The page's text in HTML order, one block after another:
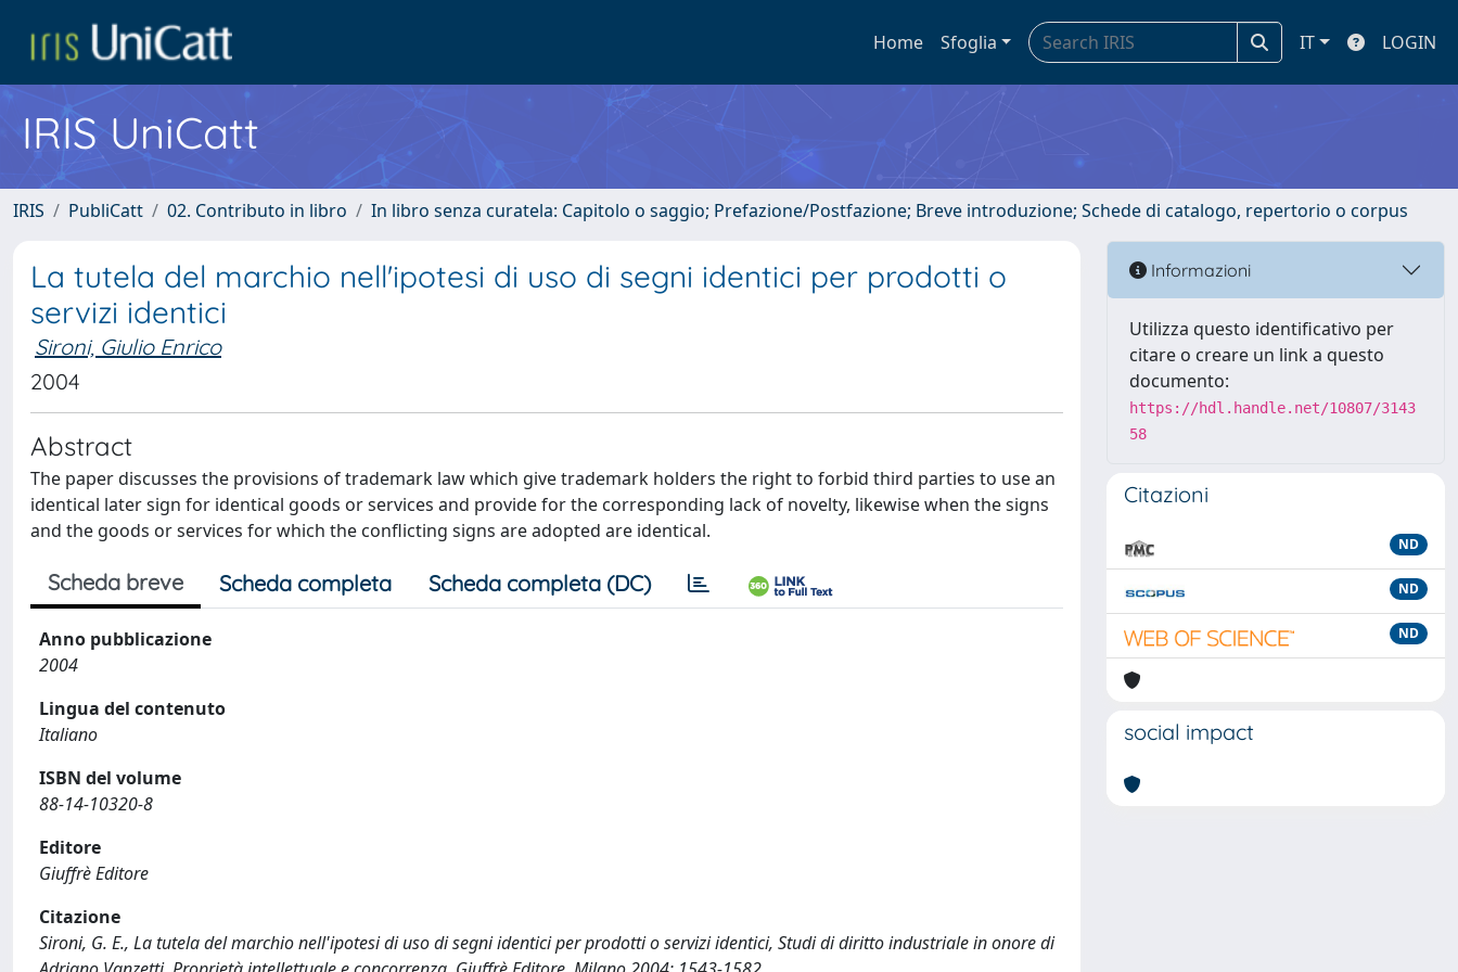
Home Sfoglia IT LOGIN
IRIS UniCatt
IRIS PubliCatt 02. Contributo in libro In libro senza curatela: Capitolo o saggio; Prefazione/Postfazione; Breve introduzione; Schede di catalogo, repertorio o corpus
La tutela del marchio nell'ipotesi di uso di segni identici per prodotti o
servizi identici
Sironi, Giulio Enrico
2004
Abstract
The paper discusses the provisions of trademark law which give trademark holders the right to forbid third parties to use an
identical later sign for identical goods or services and provide for the corresponding lack of novelty, likewise when the signs
and the goods or services for which the conflicting signs are adopted are identical.
Scheda breve Scheda completa Scheda completa (DC)
Anno pubblicazione
2004
Lingua del contenuto
Italiano
ISBN del volume
88-14-10320-8
Editore
Giuffrè Editore
Citazione
Sironi, G. E., La tutela del marchio nell'ipotesi di uso di segni identici per prodotti o servizi identici, Studi di diritto industriale in onore di
Informazioni
Utilizza questo identificativo per
citare o creare un link a questo
documento:
https://hdl.handle.net/10807/3143
58
Citazioni
ND
ND
ND
social impact